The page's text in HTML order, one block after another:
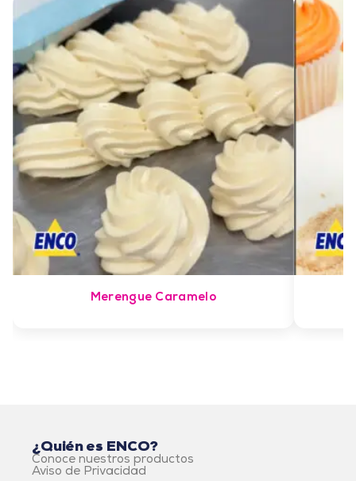
Merengue Caramelo
¿Quién es ENCO?
Conoce nuestros productos
Aviso de Privacidad